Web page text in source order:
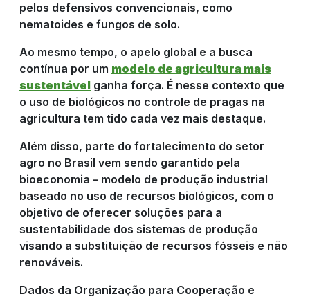
COMPRE
pelos defensivos convencionais, como
nematoides e fungos de solo.
Ao mesmo tempo, o apelo global e a busca
contínua por um modelo de agricultura mais
sustentável ganha força. É nesse contexto que
o uso de biológicos no controle de pragas na
agricultura tem tido cada vez mais destaque.
Além disso, parte do fortalecimento do setor
agro no Brasil vem sendo garantido pela
bioeconomia – modelo de produção industrial
baseado no uso de recursos biológicos, com o
objetivo de oferecer soluções para a
sustentabilidade dos sistemas de produção
visando a substituição de recursos fósseis e não
renováveis.
Dados da Organização para Cooperação e